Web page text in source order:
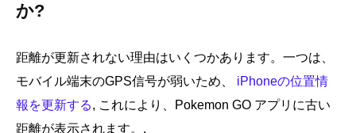
か?
距離が更新されない理由はいくつかあります。一つは、
モバイル端末のGPS信号が弱いため、 iPhoneの位置情
報を更新する, これにより、Pokemon GO アプリに古い
距離が表示されます。.